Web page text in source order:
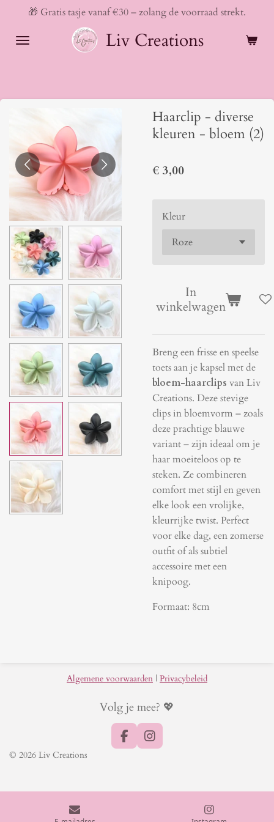
naar
Liv Creations
🎁 Gratis tasje vanaf €30 – zolang de voorraad strekt.
Haarclip - diverse
kleuren - bloem (2)
€ 3,00
Kleur
In
winkelwagen
Breng een frisse en speelse
toets aan je kapsel met de
bloem-haarclips van Liv
Creations. Deze stevige
clips in bloemvorm – zoals
deze prachtige blauwe
variant – zijn ideaal om je
haar moeiteloos op te
steken. Ze combineren
comfort met stijl en geven
elke look een vrolijke,
kleurrijke twist. Perfect
voor elke dag, een zomerse
outfit of als subtiel
accessoire met een
knipoog.
Formaat: 8cm
Algemene voorwaarden | Privacybeleid
Volg je mee? 💖
F
a
I
n
© 2026 Liv Creations